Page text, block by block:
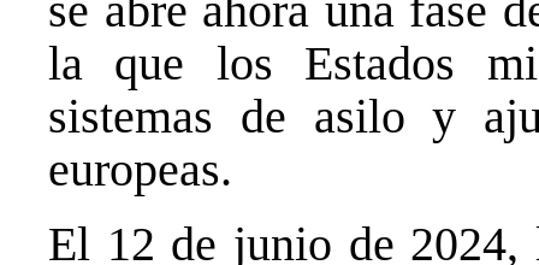
la que los Estados
sistemas de asilo y
europeas.
El 12 de junio de 2024,